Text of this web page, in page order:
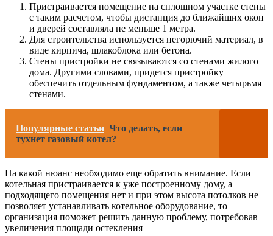
Пристраивается помещение на сплошном участке стены
с таким расчетом, чтобы дистанция до ближайших окон
и дверей составляла не меньше 1 метра.
Для строительства используется негорючий материал, в
виде кирпича, шлакоблока или бетона.
Стены пристройки не связываются со стенами жилого
дома. Другими словами, придется пристройку
обеспечить отдельным фундаментом, а также четырьмя
стенами.
Популярные статьи Что делать, если
тухнет газовый котел?
На какой нюанс необходимо еще обратить внимание. Если
котельная пристраивается к уже построенному дому, а
подходящего помещения нет и при этом высота потолков не
позволяет устанавливать котельное оборудование, то
организация поможет решить данную проблему, потребовав
увеличения площади остекления